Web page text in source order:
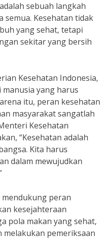
sebuah langkah
semua. Kesehatan tidak
yang sehat, tetapi
sekitar yang bersih
Kesehatan Indonesia,
manusia yang harus
itu, peran kesehatan
masyarakat sangatlah
Kesehatan
“Kesehatan adalah
Kita harus
dalam mewujudkan
peran
kesejahteraan
pola makan yang sehat,
pemeriksaan